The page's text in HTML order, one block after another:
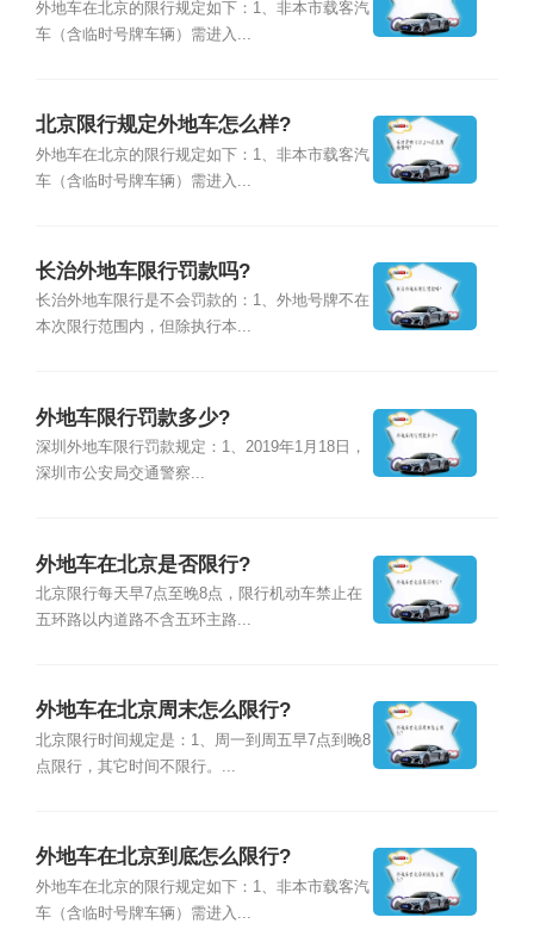
外地车在北京的限行规定如下：1、非本市载客汽
车（含临时号牌车辆）需进入...
北京限行规定外地车怎么样?
外地车在北京的限行规定如下：1、非本市载客汽
车（含临时号牌车辆）需进入...
长治外地车限行罚款吗?
长治外地车限行是不会罚款的：1、外地号牌不在
本次限行范围内，但除执行本...
外地车限行罚款多少?
深圳外地车限行罚款规定：1、2019年1月18日，
深圳市公安局交通警察...
外地车在北京是否限行?
北京限行每天早7点至晚8点，限行机动车禁止在
五环路以内道路不含五环主路...
外地车在北京周末怎么限行?
北京限行时间规定是：1、周一到周五早7点到晚8
点限行，其它时间不限行。...
外地车在北京到底怎么限行?
外地车在北京的限行规定如下：1、非本市载客汽
车（含临时号牌车辆）需进入...